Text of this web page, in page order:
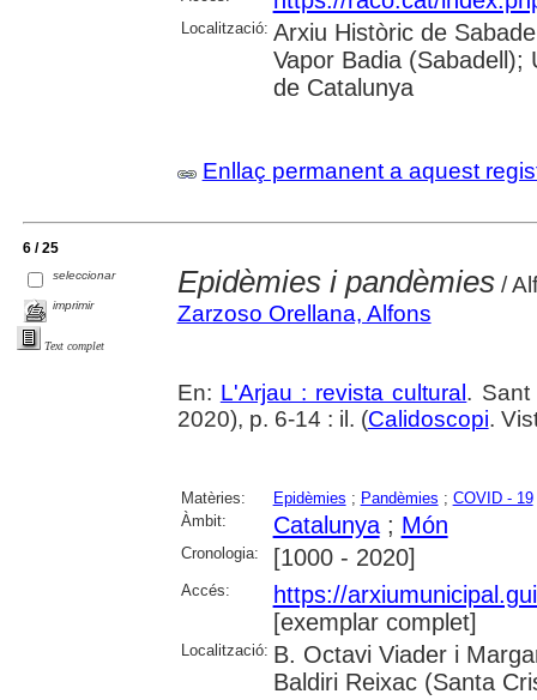
Localització: Arxiu Històric de
Vapor Badia (Sabadell);
de Catalunya
Enllaç permanent a aquest
6 / 25
seleccionar
imprimir
Text complet
Epidèmies i pandèmies/
Zarzoso Orellana, Alfons
En: L'Arjau : revista cultural. Sant
2020), p. 6-14 : il. (Calidoscopi.
Matèries: Epidèmies ; Pandèmies ; COVID - 19
Àmbit:
Catalunya; Món
Cronologia: [1000 - 2020]
Accés:
https://
[exemplar complet]
Localització: B. Octavi Viader i
Baldiri Reixac (Santa